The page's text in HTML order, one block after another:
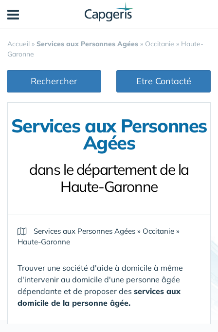
Accueil » Services aux Personnes Agées » Occitanie » Haute-
Garonne
Rechercher Etre Contacté
Services aux Personnes
Agées
dans le département de la
Haute-Garonne
Services aux Personnes Agées » Occitanie »
Haute-Garonne
Trouver une société d'aide à domicile à même
d'intervenir au domicile d'une personne âgée
dépendante et de proposer des services aux
domicile de la personne âgée.